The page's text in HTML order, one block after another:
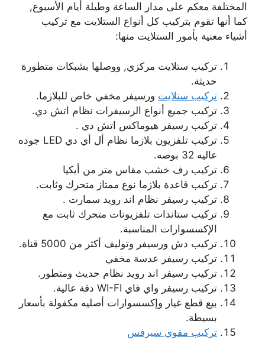
المختلفة معكم على مدار الساعة وطيلة أيام الأسبوع,
كما أنها تقوم بتركيب كل أنواع الستلايت مع تركيب
أشياء معنية بأمور الستلايت منها:
تركيب ستلايت مركزي, ووصلها بشبكات متطورة
حديثة.
تركيب ستلايت ورسيفر مخفي خاص للبلازما.
تركيب جميع أنواع الرسيفرات نظام اتش دي.
تركيب رسيفر هيوماكس اتش دي .
تركيب تلفزيون بلازما نظام أل أي دي LED جوده
عاليه 32 بوصه.
تركيب رف خشب مقاس متر من أيكيا
تركيب قاعدة بلازما نوع ممتاز متحرك وثابت.
تركيب رسيفر نظام اند رويد سمارت .
تركيب ستاندات تلفزيونات متحرك ثابت مع
الإكسسوارات المناسبة.
تركيب دش ورسيفر وتوليف أكثر من 5000 قناة.
تركيب رسيفر عدسة مخفي
تركيب رسيفر اند رويد نظام حديث ومتطور.
تركيب رسيفر واي فاي WI-FI دقة عالية.
بيع قطع غيار وإكسسوارات أصليه مكفولة بأسعار
بسيطة.
تركيب مقوي سيرفس